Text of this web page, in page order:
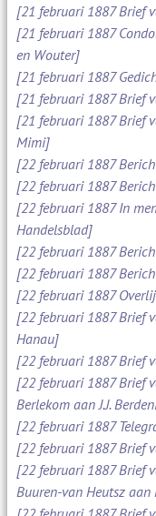
[21 februari 1887 Brief
[21 februari 1887
en Wouter]
[21 februari 1887
[21 februari 1887 Brief
[21 februari 1887 Brief
Mimi]
[22 februari 1887
[22 februari 1887
[22 februari 1887 In
Handelsblad]
[22 februari 1887
[22 februari 1887
[22 februari 1887
[22 februari 1887 Brief
Hanau]
[22 februari 1887 Brief
[22 februari 1887 Brief
Berlekom aan J.J.
[22 februari 1887
[22 februari 1887 Brief
[22 februari 1887 Brief
Buuren-van Heutsz aan